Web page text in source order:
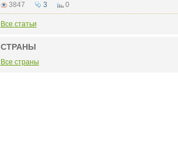
3847 3 0
Все статьи
СТРАНЫ
Все страны